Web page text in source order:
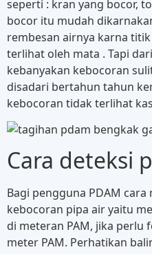
seperti : kran yang bocor,
bocor itu mudah
rembesan airnya karna
terlihat oleh mata . Tapi
kebanyakan kebocoran
disadari bertahun tahun
kebocoran tidak terlihat
Cara deteksi
Bagi pengguna PDAM cara
kebocoran pipa air yaitu
di meteran PAM, jika perlu
meter PAM. Perhatikan